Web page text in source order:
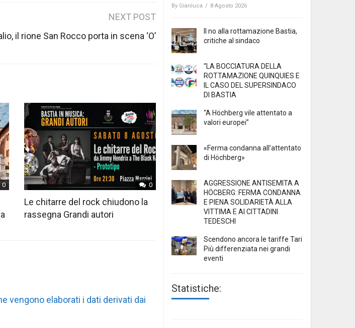
NEXT POST
il rione San Rocco porta in scena ‘O’
0 0
Le chitarre del rock chiudono la
rassegna Grandi autori
vengono elaborati i dati derivati dai
By Gianluca / 8 Agosto 2026
Il no alla rottamazione Bastia,
critiche al sindaco
“LA BOCCIATURA DELLA
ROTTAMAZIONE QUINQUIES E
IL CASO DEL SUPERSINDACO
DI BASTIA
“A Höchberg vile attentato a
valori europei”
«Ferma condanna all’attentato
di Höchberg»
AGGRESSIONE ANTISEMITA A
HÖCBERG: FERMA CONDANNA
E PIENA SOLIDARIETÀ ALLA
VITTIMA E AI CITTADINI
TEDESCHI
Scendono ancora le tariffe Tari
Più differenziata nei grandi
eventi
Statistiche: